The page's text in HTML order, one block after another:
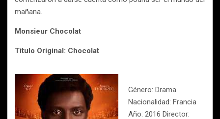
mañana.
Monsieur Chocolat
Título Original: Chocolat
Género: Drama
Nacionalidad: Francia
Año: 2016 Director: